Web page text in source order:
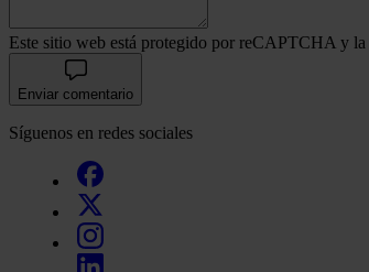
Este sitio web está protegido por reCAPTCHA y la
Enviar comentario
Síguenos en redes sociales